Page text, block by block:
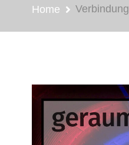
Home Verbindung